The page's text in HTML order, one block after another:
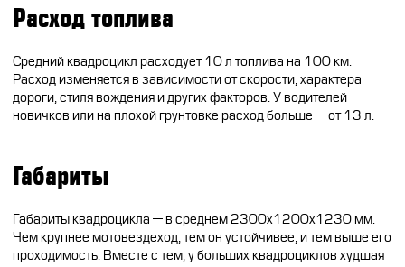
Расход топлива
Средний квадроцикл расходует 10 л топлива на 100 км.
Расход изменяется в зависимости от скорости, характера
дороги, стиля вождения и других факторов. У водителей-
новичков или на плохой грунтовке расход больше — от 13 л.
Габариты
Габариты квадроцикла — в среднем 2300х1200х1230 мм.
Чем крупнее мотовездеход, тем он устойчивее, и тем выше его
проходимость. Вместе с тем, у больших квадроциклов худшая